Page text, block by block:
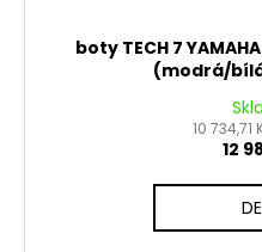
boty TECH 7
(modrá/
10 734,71
12